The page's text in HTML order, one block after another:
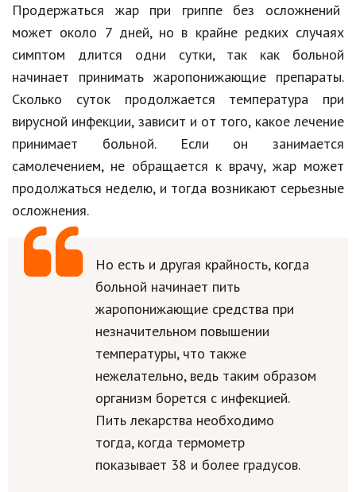
Рецепты
Красота и здоровье
Hi-Tech. Интернет
Авто, мото
Дом и сад
Недвижимость
Спорт и фитнес
Психология и отношения
Творчество и рукоделие
Работа и бизнес
Еда и напитки
Праздники и подарки
Кинематограф
Продержаться жар при гриппе без осложнений
может около 7 дней, но в крайне редких случаях
симптом длится одни сутки, так как больной
начинает принимать жаропонижающие препараты.
Сколько суток продолжается температура при
вирусной инфекции, зависит и от того, какое лечение
принимает больной. Если он занимается
самолечением, не обращается к врачу, жар может
продолжаться неделю, и тогда возникают серьезные
осложнения.
Но есть и другая крайность, когда
больной начинает пить
жаропонижающие средства при
незначительном повышении
температуры, что также
нежелательно, ведь таким образом
организм борется с инфекцией.
Пить лекарства необходимо
тогда, когда термометр
показывает 38 и более градусов.